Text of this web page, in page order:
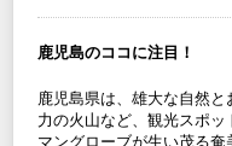
鹿児島のココに注目！
鹿児島県は、雄大な自然
力の火山など、観光スポッ
マングローブが生い茂る